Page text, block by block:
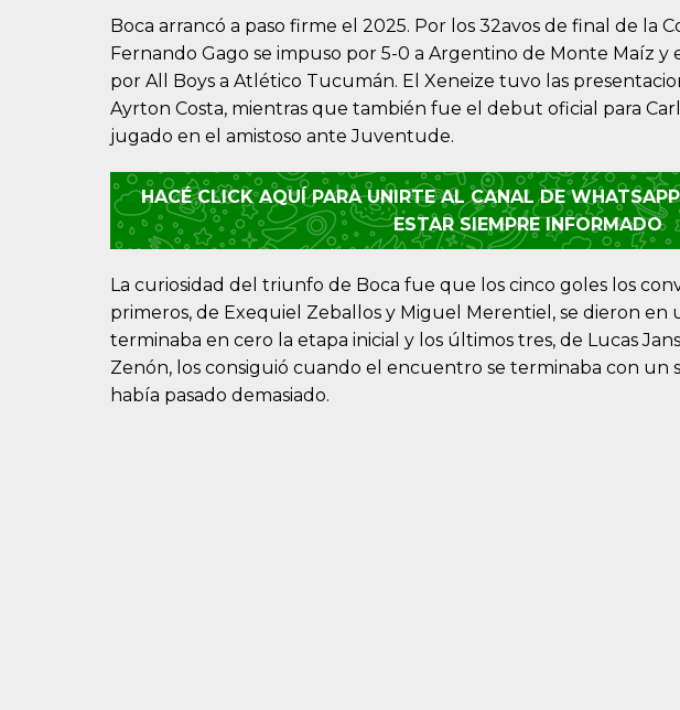
Boca arrancó a paso firme el 2025. Por los 32avos de final de la
Fernando Gago se impuso por 5-0 a Argentino de Monte Maíz y
por All Boys a Atlético Tucumán. El Xeneize tuvo las
Ayrton Costa, mientras que también fue el debut oficial para
jugado en el amistoso ante Juventude.
HACÉ CLICK AQUÍ PARA UNIRTE AL CANAL DE
ESTAR SIEMPRE INFORMADO
La curiosidad del triunfo de Boca fue que los cinco goles los
primeros, de Exequiel Zeballos y Miguel Merentiel, se dieron en
terminaba en cero la etapa inicial y los últimos tres, de Lucas
Zenón, los consiguió cuando el encuentro se terminaba con
había pasado demasiado.